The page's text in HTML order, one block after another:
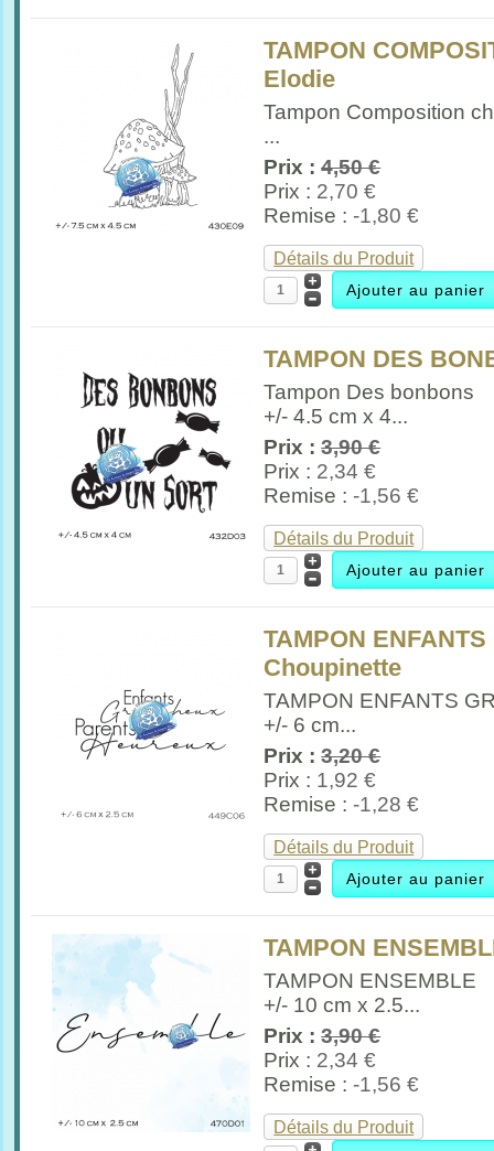
TAMPON
Elodie
Tampon Composition
...
Prix :4,50 €
Prix : 2,70 €
Remise :-1,80 €
Détails du Produit
TAMPON DES
Tampon Des bonbons
+/- 4.5 cm x 4...
Prix :3,90 €
Prix : 2,34 €
Remise :-1,56 €
Détails du Produit
TAMPON
Choupinette
TAMPON ENFANTS
+/- 6 cm...
Prix :3,20 €
Prix : 1,92 €
Remise :-1,28 €
Détails du Produit
TAMPON
TAMPON ENSEMBLE
+/- 10 cm x 2.5...
Prix :3,90 €
Prix : 2,34 €
Remise :-1,56 €
Détails du Produit